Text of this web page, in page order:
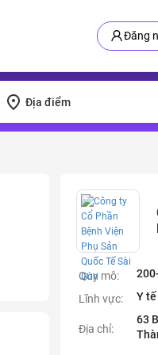
Đăng
Địa điểm
Quy mô:
Lĩnh vực:
Y tế
Địa chỉ:
63